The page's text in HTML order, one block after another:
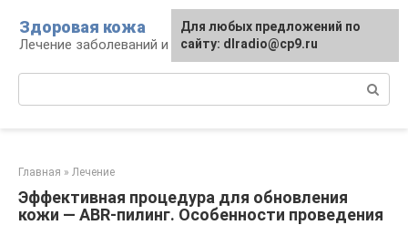
контенту
Здоровая кожа
Лечение заболеваний и уход за кожей
Главная » Лечение
Эффективная процедура для обновления
кожи — ABR-пилинг. Особенности проведения
Для любых предложений по
сайту: dlradio@cp9.ru